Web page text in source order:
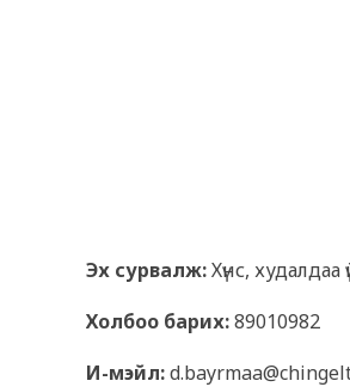
Эх сурвалж:Хүнс,
Холбоо барих:89010982
И-мэйл: